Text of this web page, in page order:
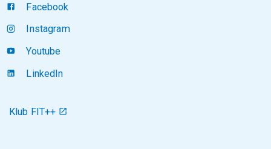
Facebook
Instagram
Youtube
LinkedIn
Klub FIT++